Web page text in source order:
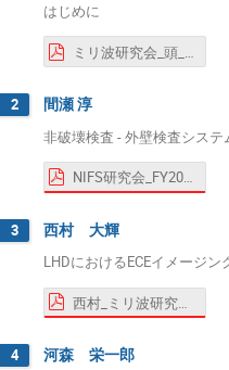
はじめに
ミリ波研究会_頭_R6.pdf
2 間瀬 淳
非破壊検査 - 外壁検査システ
NIFS研究会_FY2024_3_間瀬.pdf
3 西村 大輝
LHDにおけるECEイメージ
西村_ミリ波研究会.pdf
4 河森 栄一郎